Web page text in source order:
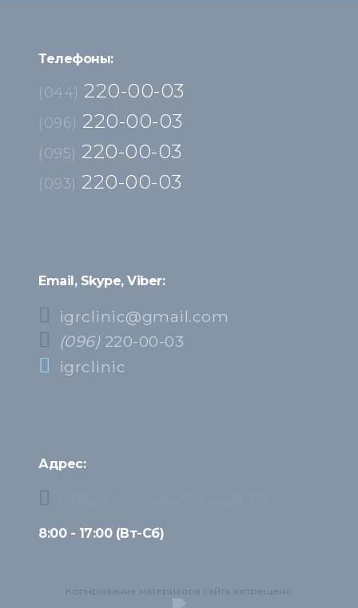
Телефоны:
(044) 220-00-03
(096) 220-00-03
(095) 220-00-03
(093) 220-00-03
Email, Skype, Viber:
igrclinic@gmail.com
(096) 220-00-03
igrclinic
Адрес:
8:00 - 17:00 (Вт-Сб)
Копирование материалов сайта запрещено